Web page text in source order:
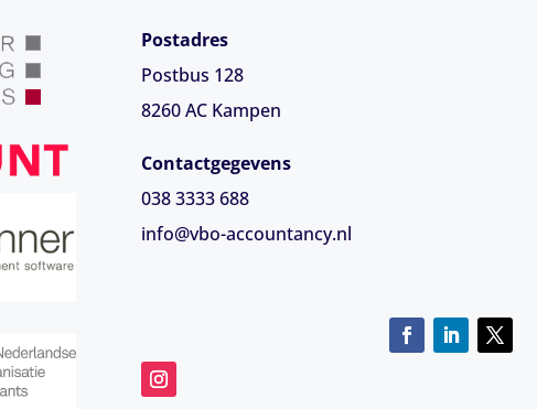
Postadres
Postbus 128
8260 AC Kampen
Contactgegevens
038 3333 688
info@vbo-accountancy.nl